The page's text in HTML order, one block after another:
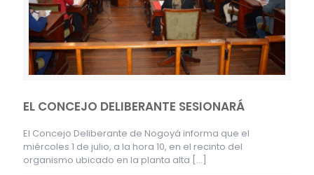
EL CONCEJO DELIBERANTE SESIONARÁ
El Concejo Deliberante de Nogoyá informa que el
miércoles 1 de julio, a la hora 10, en el recinto del
organismo ubicado en la planta alta […]